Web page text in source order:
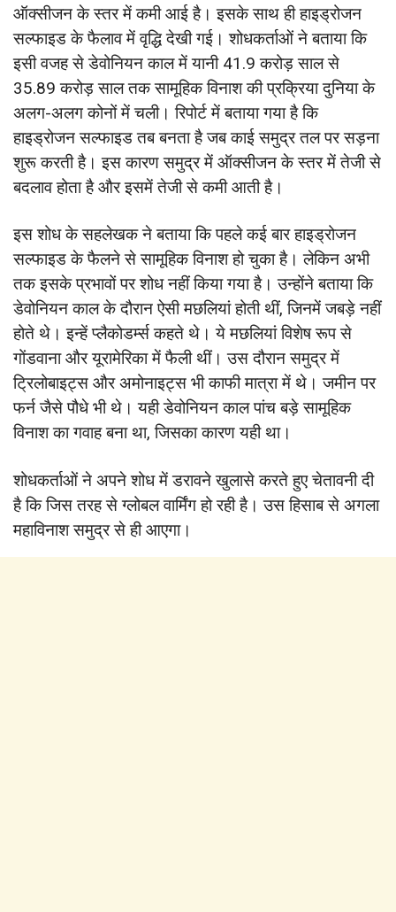
ऑक्सीजन के स्तर में कमी आई है। इसके साथ ही हाइड्रोजन
सल्फाइड के फैलाव में वृद्धि देखी गई। शोधकर्ताओं ने बताया कि
इसी वजह से डेवोनियन काल में यानी 41.9 करोड़ साल से
35.89 करोड़ साल तक सामूहिक विनाश की प्रक्रिया दुनिया के
अलग-अलग कोनों में चली। रिपोर्ट में बताया गया है कि
हाइड्रोजन सल्फाइड तब बनता है जब काई समुद्र तल पर सड़ना
शुरू करती है। इस कारण समुद्र में ऑक्सीजन के स्तर में तेजी से
बदलाव होता है और इसमें तेजी से कमी आती है।
इस शोध के सहलेखक ने बताया कि पहले कई बार हाइड्रोजन
सल्फाइड के फैलने से सामूहिक विनाश हो चुका है। लेकिन अभी
तक इसके प्रभावों पर शोध नहीं किया गया है। उन्होंने बताया कि
डेवोनियन काल के दौरान ऐसी मछलियां होती थीं, जिनमें जबड़े नहीं
होते थे। इन्हें प्लैकोडर्म्स कहते थे। ये मछलियां विशेष रूप से
गोंडवाना और यूरामेरिका में फैली थीं। उस दौरान समुद्र में
ट्रिलोबाइट्स और अमोनाइट्स भी काफी मात्रा में थे। जमीन पर
फर्न जैसे पौधे भी थे। यही डेवोनियन काल पांच बड़े सामूहिक
विनाश का गवाह बना था, जिसका कारण यही था।
शोधकर्ताओं ने अपने शोध में डरावने खुलासे करते हुए चेतावनी दी
है कि जिस तरह से ग्लोबल वार्मिंग हो रही है। उस हिसाब से अगला
महाविनाश समुद्र से ही आएगा।